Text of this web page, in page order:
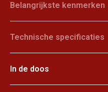
Belangrijkste kenmerken
Technische specificaties
In de doos